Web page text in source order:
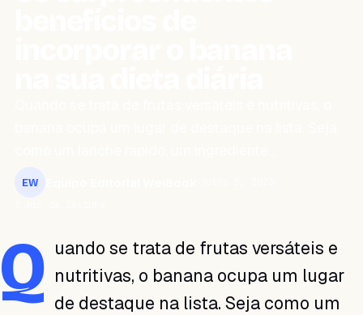
EW
Q uando se trata de frutas versáteis e
nutritivas, o banana ocupa um lugar
de destaque na lista. Seja como um